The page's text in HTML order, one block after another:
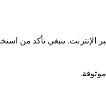
الإنترنت. ينبغي تأكد من